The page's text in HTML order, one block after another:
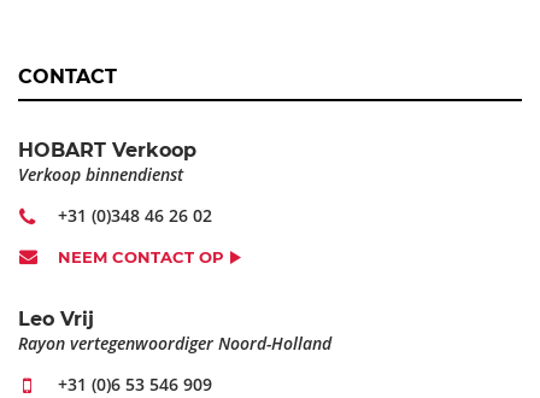
CONTACT
HOBART Verkoop
Verkoop binnendienst
+31 (0)348 46 26 02
NEEM CONTACT OP
Leo Vrij
Rayon vertegenwoordiger Noord-Holland
+31 (0)6 53 546 909